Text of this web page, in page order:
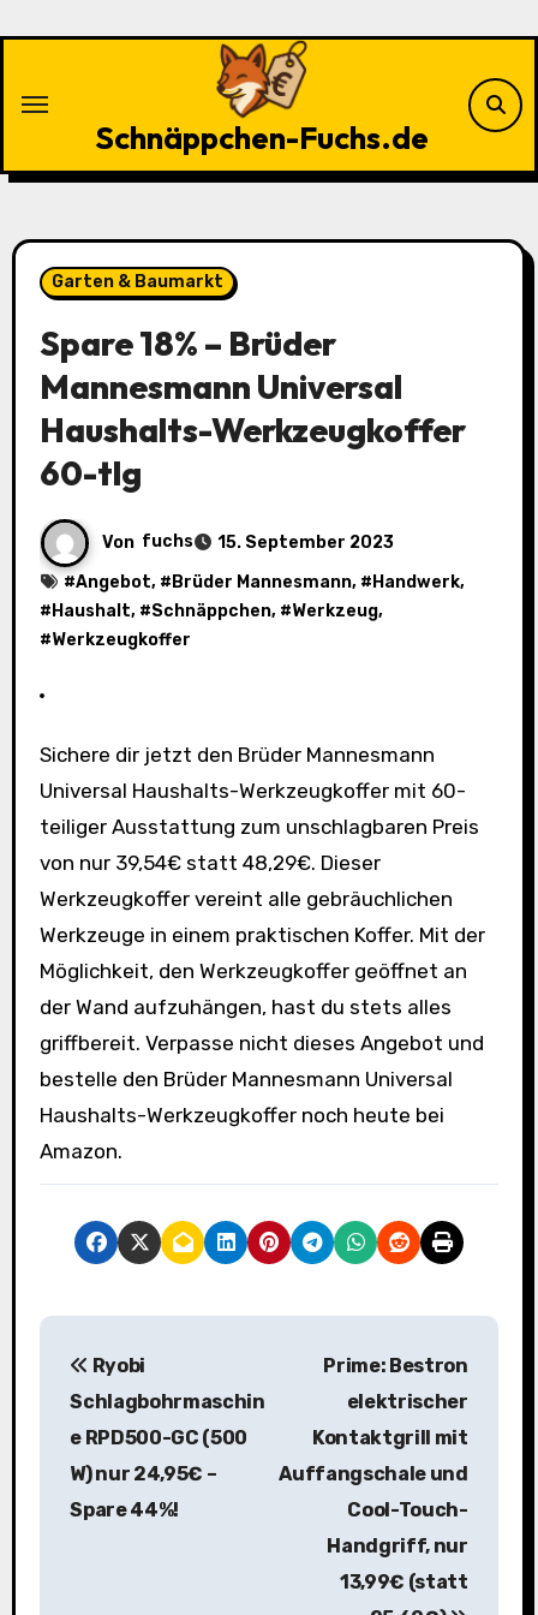
Schnäppchen-Fuchs.de
Garten & Baumarkt
Spare 18% – Brüder
Mannesmann Universal
Haushalts-Werkzeugkoffer
60-tlg
Von fuchs
15. September 2023
#Angebot, # Brüder Mannesmann, # Handwerk,
# Haushalt, #Schnäppchen, #Werkzeug,
#Werkzeugkoffer
Sichere dir jetzt den Brüder Mannesmann
Universal Haushalts-Werkzeugkoffer mit 60-
teiliger Ausstattung zum unschlagbaren Preis
von nur 39,54€ statt 48,29€. Dieser
Werkzeugkoffer vereint alle gebräuchlichen
Werkzeuge in einem praktischen Koffer. Mit der
Möglichkeit, den Werkzeugkoffer geöffnet an
der Wand aufzuhängen, hast du stets alles
griffbereit. Verpasse nicht dieses Angebot und
bestelle den Brüder Mannesmann Universal
Haushalts-Werkzeugkoffer noch heute bei
Amazon.
B
Ryobi
Schlagbohrmaschin
e RPD500-GC (500
W) nur 24,95€ –
Spare 44%!
Prime: Bestron
elektrischer
Kontaktgrill mit
Auffangschale und
Cool-Touch-
Handgriff, nur
13,99€ (statt